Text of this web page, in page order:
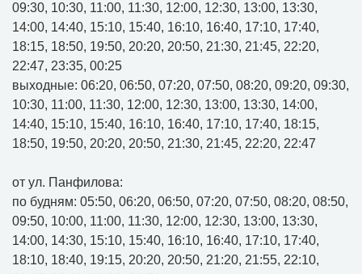
09:30, 10:30, 11:00, 11:30, 12:00, 12:30, 13:00, 13:30,
14:00, 14:40, 15:10, 15:40, 16:10, 16:40, 17:10, 17:40,
18:15, 18:50, 19:50, 20:20, 20:50, 21:30, 21:45, 22:20,
22:47, 23:35, 00:25
выходные: 06:20, 06:50, 07:20, 07:50, 08:20, 09:20, 09:30,
10:30, 11:00, 11:30, 12:00, 12:30, 13:00, 13:30, 14:00,
14:40, 15:10, 15:40, 16:10, 16:40, 17:10, 17:40, 18:15,
18:50, 19:50, 20:20, 20:50, 21:30, 21:45, 22:20, 22:47
от ул. Панфилова:
по будням: 05:50, 06:20, 06:50, 07:20, 07:50, 08:20, 08:50,
09:50, 10:00, 11:00, 11:30, 12:00, 12:30, 13:00, 13:30,
14:00, 14:30, 15:10, 15:40, 16:10, 16:40, 17:10, 17:40,
18:10, 18:40, 19:15, 20:20, 20:50, 21:20, 21:55, 22:10,